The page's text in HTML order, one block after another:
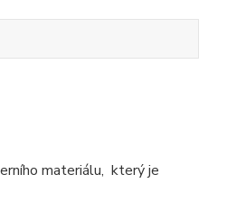
materiálu, který je